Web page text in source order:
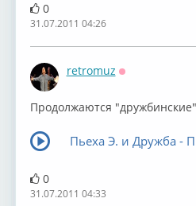
0
31.07.2011 04:26
retromuz
Продолжаются
Пьеха Э. и Дружба -
0
31.07.2011 04:33